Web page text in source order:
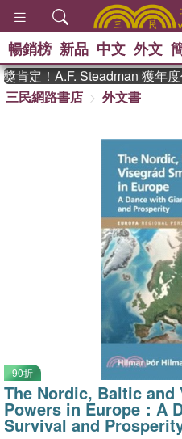
女
、
暢銷榜 新品 中文 外文
定！A.F. Steadman 獲年度
三民網路書店
外文書
90折
The Nordic, Baltic and
Powers in Europe：A
Survival and